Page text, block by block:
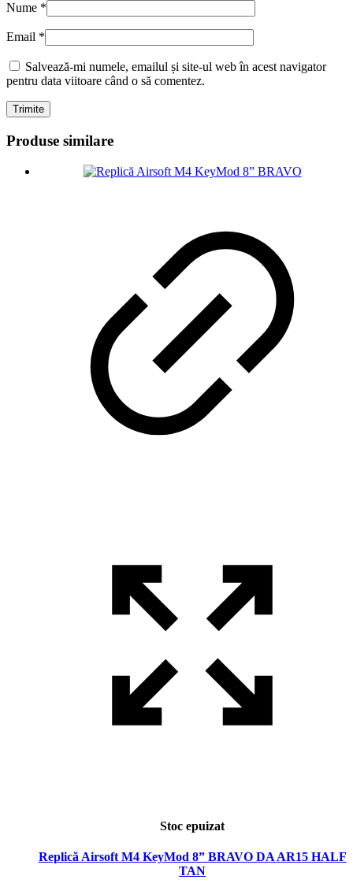
Nume *
Email *
Salvează-mi numele, emailul și site-ul web în acest navigator
pentru data viitoare când o să comentez.
Produse similare
Stoc epuizat
Replică Airsoft M4 KeyMod 8” BRAVO DA AR15 HALF
TAN